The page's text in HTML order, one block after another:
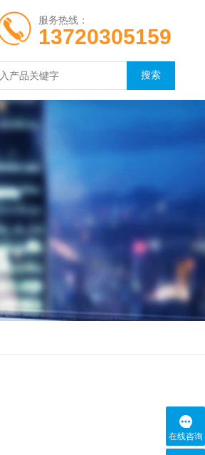
服务热线：
13720305159
在线咨询